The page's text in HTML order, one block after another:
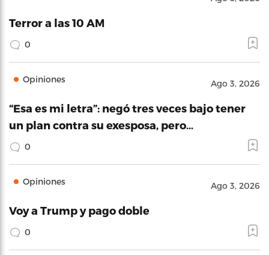
Terror a las 10 AM
0
Opiniones Ago 3, 2026
“Esa es mi letra”: negó tres veces bajo tener
un plan contra su exesposa, pero…
0
Opiniones Ago 3, 2026
Voy a Trump y pago doble
0